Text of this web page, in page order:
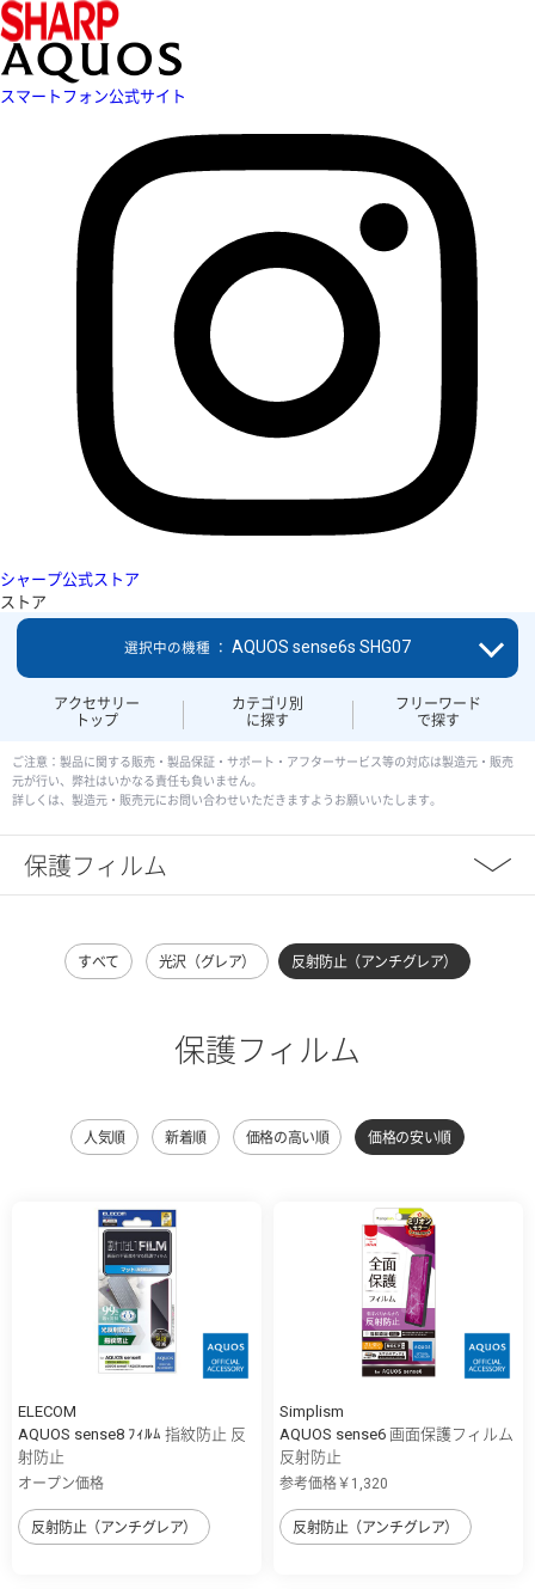
スマートフォン公式サイト
シャープ公式ストア
ストア
アクセサリー
トップ
カテゴリ別
に探す
フリーワード
で探す
選択中の機種 ： AQUOS sense6s SHG07
ご注意：製品に関する販売・製品保証・サポート・アフターサービス等の対応は製造元・販売
元が行い、弊社はいかなる責任も負いません。
詳しくは、製造元・販売元にお問い合わせいただきますようお願いいたします。
保護フィルム
すべて 光沢（グレア） 反射防止（アンチグレア）
保護フィルム
人気順 新着順 価格の高い順 価格の安い順
ELECOM
AQUOS sense8 ﾌｨﾙﾑ 指紋防止 反
射防止
オープン価格
反射防止（アンチグレア）
Simplism
AQUOS sense6 画面保護フィルム
反射防止
参考価格￥1,320
反射防止（アンチグレア）